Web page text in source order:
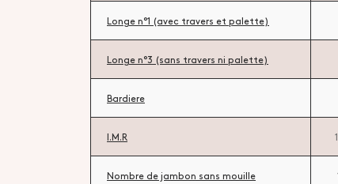
Longe n°1 (avec travers et palette)
Longe n°3 (sans travers ni palette)
Bardiere
I.M.R
Nombre de jambon sans mouille